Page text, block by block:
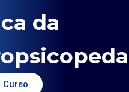
da
Curso